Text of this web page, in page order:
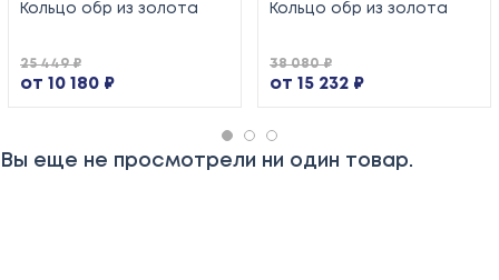
Кольцо обр из золота
от 10 180 ₽
25 449 ₽
Кольцо обр из золота
от 15 232 ₽
38 080 ₽
Вы еще не просмотрели ни один товар.